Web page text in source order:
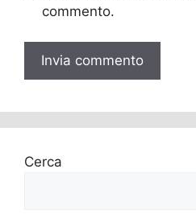
commento.
Cerca